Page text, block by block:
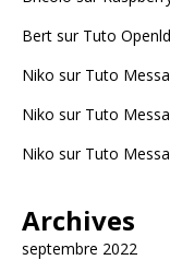
Bert sur Tuto
Niko sur Tuto
Niko sur Tuto
Niko sur Tuto
Archives
septembre 2022